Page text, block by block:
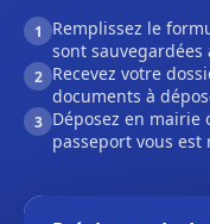
1
Remplissez le
sont
2 Recevez votre
documents à
3 Déposez en
passeport vous